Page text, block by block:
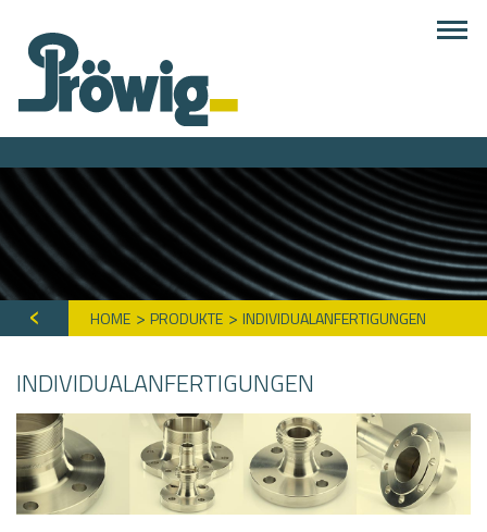
HOME PRODUKTE INDIVIDUALANFERTIGUNGEN
INDIVIDUALANFERTIGUNGEN